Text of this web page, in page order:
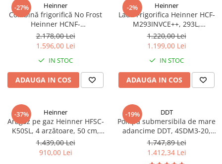
-27% Heinner
Combină frigorifică No Frost
Heinner HCNF-
HM293INVXE++, 293L,
Compresor Inverter, Clasa E,
Uși Reversibile, Aspect Inox
2.178,00 Lei
1.596,00 Lei
IN STOC
ADAUGA IN COS
-2% Heinner
Lada Frigorifica Heinner HCF-
M293INVCE++, 293L,
Convertibila
Frigider/Congelator,
Compresor Inverter, Clasa
Energetica E, 2 Cosuri, Lumina
LED, Alb
1.220,00 Lei
1.199,00 Lei
IN STOC
ADAUGA IN COS
-37% Heinner
Aragaz pe gaz Heinner HFSC-
K50SL, 4 arzătoare, 50 cm,
Duze GPL incluse​​​​​​​, Dispozitiv
de siguranță plită și cuptor,
Capac metalic, Argintiu
1.439,00 Lei
910,00 Lei
-19% DDT
Pompa submersibila de mare
adancime DDT, 4SDM3-20,
refulare la 250 m, debit 12
m³/h, putere 2500 W, 20
turbine, Inox, 30 m cablu
1.747,89 Lei
1.412,34 Lei